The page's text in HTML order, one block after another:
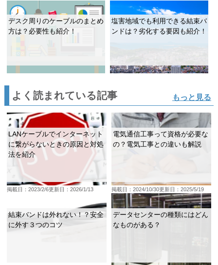
デスク周りのケーブルのまとめ
方は？必要性も紹介！
塩害地域でも利用できる結束バ
ンドは？劣化する要因も紹介！
よく読まれている記事 もっと見る
LANケーブルでインターネット
に繋がらないときの原因と対処
法を紹介
掲載日：2023/2/6更新日：2026/1/13
電気通信工事って資格が必要な
の？電気工事との違いも解説
掲載日：2024/10/30更新日：2025/5/19
結束バンドは外れない！？安全
に外す３つのコツ
データセンターの種類にはどん
なものがある？